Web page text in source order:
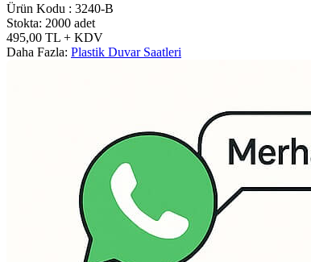
Ürün Kodu : 3240-B
Stokta: 2000 adet
495,00 TL + KDV
Daha Fazla: Plastik Duvar Saatleri